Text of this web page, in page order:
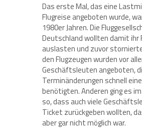
Das erste Mal, das eine
Flugreise angeboten wurde,
1980er Jahren. Die
Deutschland wollten damit ihr
auslasten und zuvor
den Flugzeugen wurden vor
Geschäftsleuten angeboten,
Terminänderungen schnell
benötigten. Anderen ging es
so, dass auch viele
Ticket zurückgeben wollten,
aber gar nicht möglich war.